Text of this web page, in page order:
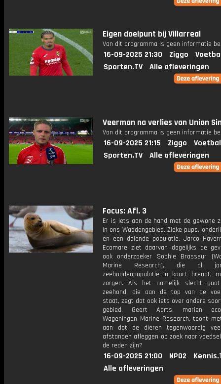
Eigen doelpunt bij Villarreal
Van dit programma is geen informatie
16-09-2025 21:30 Ziggo
Sporten.TV
Alle afleveringen
Veerman na verlies van Union
Van dit programma is geen informatie
16-09-2025 21:15 Ziggo
Sporten.TV
Alle afleveringen
Focus: Afl. 3
Er is iets aan de hand met de gewone
in ons Waddengebied. Zieke pups,
en een dalende populatie. Jarco
Ecomare ziet daarvan dagelijks de
ook onderzoeker Sophie Brasseur
Marine Research), die al
zeehondenpopulatie in kaart brengt,
zorgen. Als het namelijk slecht
zeehond, die aan de top van de
staat, zegt dat ook iets over andere
gebied. Geert Aarts, marien
Wageningen Marine Research, toont
aan dat de dieren tegenwoordig
afstanden afleggen op zoek naar
de reden zijn?
16-09-2025 21:00 NPO2
Alle afleveringen